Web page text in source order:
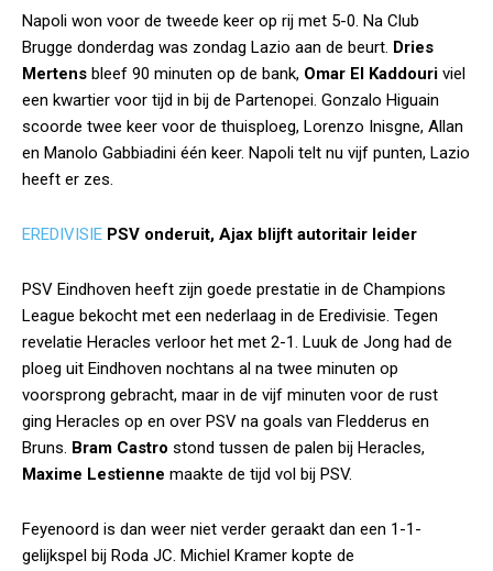
Napoli won voor de tweede keer op rij met 5-0. Na Club
Brugge donderdag was zondag Lazio aan de beurt. Dries
Mertens bleef 90 minuten op de bank, Omar El Kaddouri viel
een kwartier voor tijd in bij de Partenopei. Gonzalo Higuain
scoorde twee keer voor de thuisploeg, Lorenzo Inisgne, Allan
en Manolo Gabbiadini één keer. Napoli telt nu vijf punten, Lazio
heeft er zes.
EREDIVISIE PSV onderuit, Ajax blijft autoritair leider
PSV Eindhoven heeft zijn goede prestatie in de Champions
League bekocht met een nederlaag in de Eredivisie. Tegen
revelatie Heracles verloor het met 2-1. Luuk de Jong had de
ploeg uit Eindhoven nochtans al na twee minuten op
voorsprong gebracht, maar in de vijf minuten voor de rust
ging Heracles op en over PSV na goals van Fledderus en
Bruns. Bram Castro stond tussen de palen bij Heracles,
Maxime Lestienne maakte de tijd vol bij PSV.
Feyenoord is dan weer niet verder geraakt dan een 1-1-
gelijkspel bij Roda JC. Michiel Kramer kopte de